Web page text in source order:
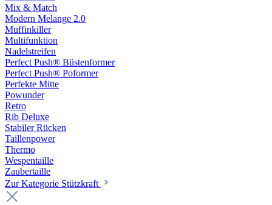
Mix & Match
Modern Melange 2.0
Muffinkiller
Multifunktion
Nadelstreifen
Perfect Push® Büstenformer
Perfect Push® Poformer
Perfekte Mitte
Powunder
Retro
Rib Deluxe
Stabiler Rücken
Taillenpower
Thermo
Wespentaille
Zaubertaille
Zur Kategorie Stützkraft